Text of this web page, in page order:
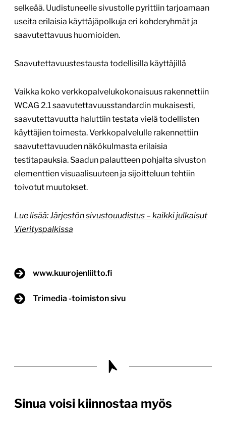
selkeää. Uudistuneelle sivustolle pyrittiin tarjoamaan
useita erilaisia käyttäjäpolkuja eri kohderyhmät ja
saavutettavuus huomioiden.
Saavutettavuustestausta todellisilla käyttäjillä
Vaikka koko verkkopalvelukokonaisuus rakennettiin
WCAG 2.1 saavutettavuusstandardin mukaisesti,
saavutettavuutta haluttiin testata vielä todellisten
käyttäjien toimesta. Verkkopalvelulle rakennettiin
saavutettavuuden näkökulmasta erilaisia
testitapauksia. Saadun palautteen pohjalta sivuston
elementtien visuaalisuuteen ja sijoitteluun tehtiin
toivotut muutokset.
Lue lisää:Järjestön sivustouudistus – kaikki julkaisut
Vierityspalkissa
www.kuurojenliitto.fi
Trimedia -toimiston sivu
Sinua voisi kiinnostaa myös